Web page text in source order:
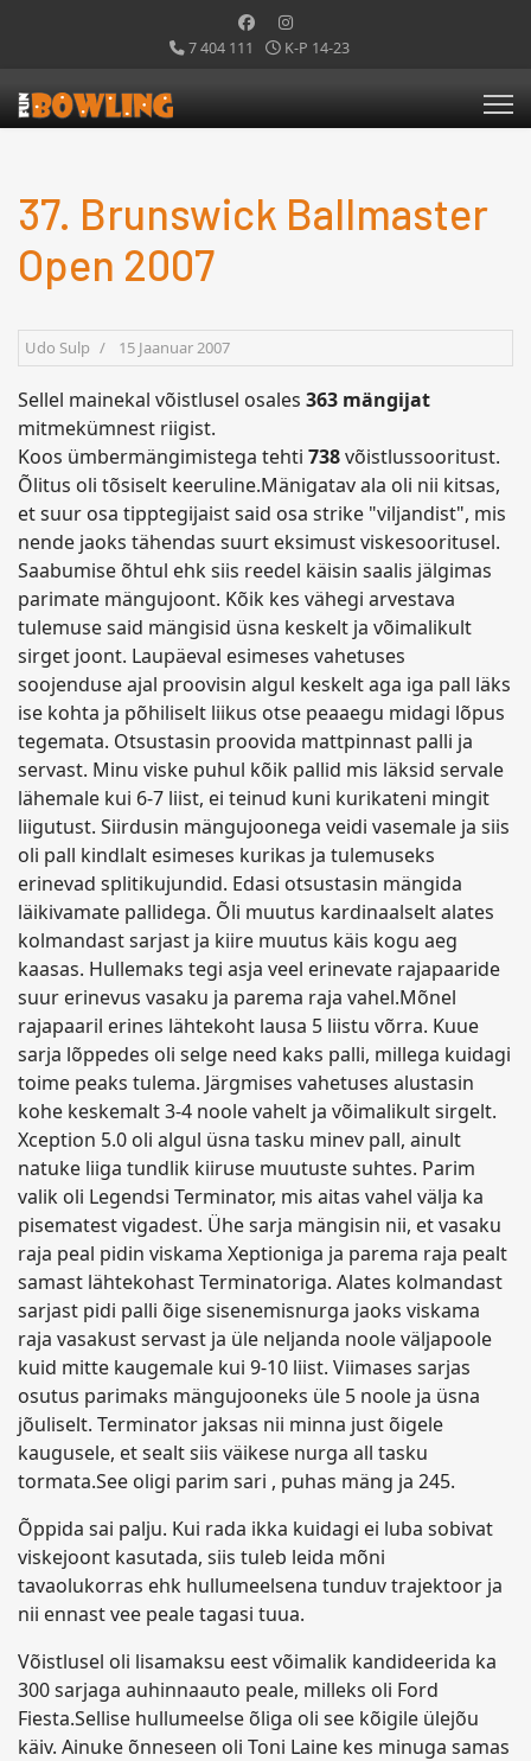
7 404 111 K-P 14-23
37. Brunswick Ballmaster
Open 2007
Udo Sulp 15 Jaanuar 2007
Sellel mainekal võistlusel osales 363 mängijat
mitmekümnest riigist.
Koos ümbermängimistega tehti 738võistlussooritust.
Õlitus oli tõsiselt keeruline.Mänigatav ala oli nii kitsas,
et suur osa tipptegijaist said osa strike "viljandist", mis
nende jaoks tähendas suurt eksimust viskesooritusel.
Saabumise õhtul ehk siis reedel käisin saalis jälgimas
parimate mängujoont. Kõik kes vähegi arvestava
tulemuse said mängisid üsna keskelt ja võimalikult
sirget joont. Laupäeval esimeses vahetuses
soojenduse ajal proovisin algul keskelt aga iga pall läks
ise kohta ja põhiliselt liikus otse peaaegu midagi lõpus
tegemata. Otsustasin proovida mattpinnast palli ja
servast. Minu viske puhul kõik pallid mis läksid servale
lähemale kui 6-7 liist, ei teinud kuni kurikateni mingit
liigutust. Siirdusin mängujoonega veidi vasemale ja siis
oli pall kindlalt esimeses kurikas ja tulemuseks
erinevad splitikujundid. Edasi otsustasin mängida
läikivamate pallidega. Õli muutus kardinaalselt alates
kolmandast sarjast ja kiire muutus käis kogu aeg
kaasas. Hullemaks tegi asja veel erinevate rajapaaride
suur erinevus vasaku ja parema raja vahel.Mõnel
rajapaaril erines lähtekoht lausa 5 liistu võrra. Kuue
sarja lõppedes oli selge need kaks palli, millega kuidagi
toime peaks tulema. Järgmises vahetuses alustasin
kohe keskemalt 3-4 noole vahelt ja võimalikult sirgelt.
Xception 5.0 oli algul üsna tasku minev pall, ainult
natuke liiga tundlik kiiruse muutuste suhtes. Parim
valik oli Legendsi Terminator, mis aitas vahel välja ka
pisematest vigadest. Ühe sarja mängisin nii, et vasaku
raja peal pidin viskama Xeptioniga ja parema raja pealt
samast lähtekohast Terminatoriga. Alates kolmandast
sarjast pidi palli õige sisenemisnurga jaoks viskama
raja vasakust servast ja üle neljanda noole väljapoole
kuid mitte kaugemale kui 9-10 liist. Viimases sarjas
osutus parimaks mängujooneks üle 5 noole ja üsna
jõuliselt. Terminator jaksas nii minna just õigele
kaugusele, et sealt siis väikese nurga all tasku
tormata.See oligi parim sari , puhas mäng ja 245.
Õppida sai palju. Kui rada ikka kuidagi ei luba sobivat
viskejoont kasutada, siis tuleb leida mõni
tavaolukorras ehk hullumeelsena tunduv trajektoor ja
nii ennast vee peale tagasi tuua.
Võistlusel oli lisamaksu eest võimalik kandideerida ka
300 sarjaga auhinnaauto peale, milleks oli Ford
Fiesta.Sellise hullumeelse õliga oli see kõigile ülejõu
käiv. Ainuke õnneseen oli Toni Laine kes minuga samas